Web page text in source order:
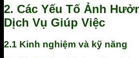
2. Các Yếu Tố Ảnh
Dịch Vụ Giúp Việc
2.1 Kinh nghiệm và kỹ năng